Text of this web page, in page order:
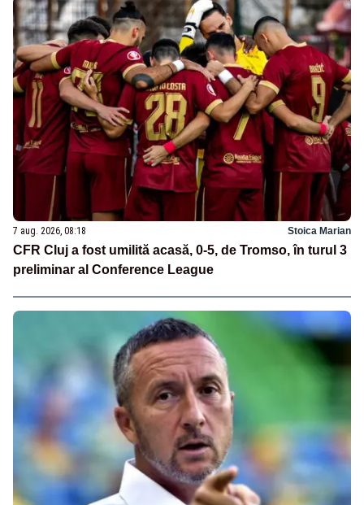
7 aug. 2026, 08:18 Stoica Marian
CFR Cluj a fost umilită acasă, 0-5, de Tromso, în turul 3
preliminar al Conference League